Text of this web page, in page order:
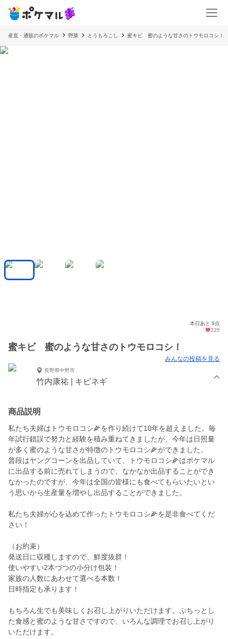
産直・通販のポケマル 野菜 とうもろこし 蜜キビ 蜜のような甘さのトウモロコシ
本日あと 9点
225
蜜キビ 蜜のような甘さのトウモロコシ！
みんなの投稿を見る
長野県中野市
竹内康祐 | キビネギ
商品説明
私たち夫婦はトウモロコシ🌽を作り続けて10年を超えました。毎
年試行錯誤で努力と経験を積み重ねてきましたが、今年は日照量
が多く蜜のような甘さが特徴のトウモロコシ🌽ができました。
普段はヤングコーンを出品していて、トウモロコシ🌽はポケマル
に出品する前に売れてしまうので、なかなか出品することができ
なかったのですが、今年は全国の皆様にも食べてもらいたいとい
う思いから生産量を増やし出品することができました。
私たち夫婦が心を込めて作ったトウモロコシ🌽を是非食べてくだ
さい！
（お約束）
発送日に収穫しますので、鮮度抜群！
使いやすい2本づつの小分け包装！
家族の人数にあわせて選べる本数！
日時指定も承ります！
もちろん生でも美味しくお召し上がりいただけます。ぷちっとし
た食感と蜜のような甘さですので、いろんな調理でお召し上がり
いただけます。